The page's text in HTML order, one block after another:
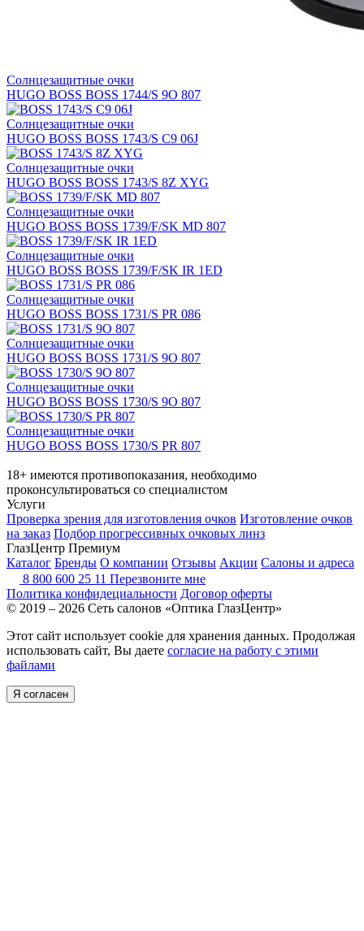
Солнцезащитные очки
HUGO BOSS BOSS 1744/S 9O 807
Солнцезащитные очки
HUGO BOSS BOSS 1743/S C9 06J
Солнцезащитные очки
HUGO BOSS BOSS 1743/S 8Z XYG
Солнцезащитные очки
HUGO BOSS BOSS 1739/F/SK MD 807
Солнцезащитные очки
HUGO BOSS BOSS 1739/F/SK IR 1ED
Солнцезащитные очки
HUGO BOSS BOSS 1731/S PR 086
Солнцезащитные очки
HUGO BOSS BOSS 1731/S 9O 807
Солнцезащитные очки
HUGO BOSS BOSS 1730/S 9O 807
Солнцезащитные очки
HUGO BOSS BOSS 1730/S PR 807
18+ имеются противопоказания, необходимо
проконсультироваться со специалистом
Услуги
Проверка зрения для изготовления очков Изготовление очков
на заказ Подбор прогрессивных очковых линз
ГлазЦентр Премиум
Каталог Бренды О компании Отзывы Акции Салоны и адреса
8 800 600 25 11 Перезвоните мне
Политика конфидециальности Договор оферты
© 2019 – 2026 Сеть салонов «Оптика ГлазЦентр»
Этот сайт использует cookie для хранения данных. Продолжая
использовать сайт, Вы даете согласие на работу с этими
файлами
Я согласен